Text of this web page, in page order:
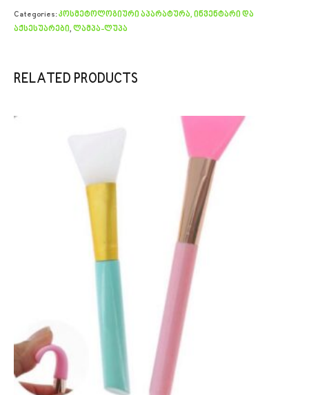
Categories:კოსმეტოლოგიური აპარატურა, ინვენტარი და
აქსესუარები, ლამპა-ლუპა
RELATED PRODUCTS